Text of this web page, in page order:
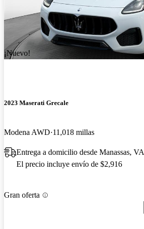
¡Nuevo!
2023 Maserati Grecale
Modena AWD 11,018 millas
Entrega a domicilio desde Manassas, VA
El precio incluye envío de $2,916
Gran oferta